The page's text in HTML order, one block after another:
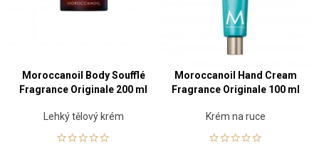
Moroccanoil Body Soufflé
Fragrance Originale 200 ml
Lehký tělový krém
Moroccanoil Hand Cream
Fragrance Originale 100 ml
Krém na ruce